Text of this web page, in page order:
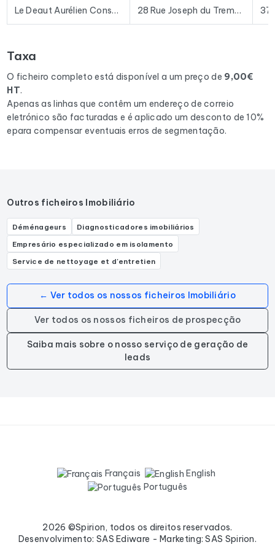
Excel permite a importação direta para a maioria das
ferramentas de prospeção e plataformas de e-mail
Para compilar este ficheiro, recolhemos todos os resultados
no departamento 37correspondentes às seguintes
actividades: Agence d'immobilier d'entreprise, Agence
immobilière, Agence de location immobilière, Agent
immobilier.
Le Deaut Aurélien Conseiller immobilier BSk 28 Rue Joseph du Tremblay
Taxa
O ficheiro completo está disponível a um preço de 9,00€
HT.
Apenas as linhas que contêm um endereço de correio
eletrónico são facturadas e é aplicado um desconto de 10%
epara compensar eventuais erros de segmentação.
Outros ficheiros Imobiliário
Déménageurs
Diagnosticadores imobiliários
Empresário especializado em isolamento
Service de nettoyage et d'entretien
← Ver todos os nossos ficheiros Imobiliário
Ver todos os nossos ficheiros de prospecção
Saiba mais sobre o nosso serviço de geração de
leads
Français
English
Português
2026 ©Spirion, todos os direitos reservados.
Desenvolvimento: SAS Ediware - Marketing: SAS Spirion.